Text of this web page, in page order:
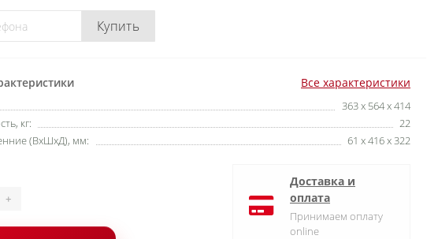
Купить
Все характеристики
363 x 564 x 414
кг:
22
(ВхШхД), мм:
61 x 416 x 322
+
Доставка и
оплата
Принимаем оплату
online